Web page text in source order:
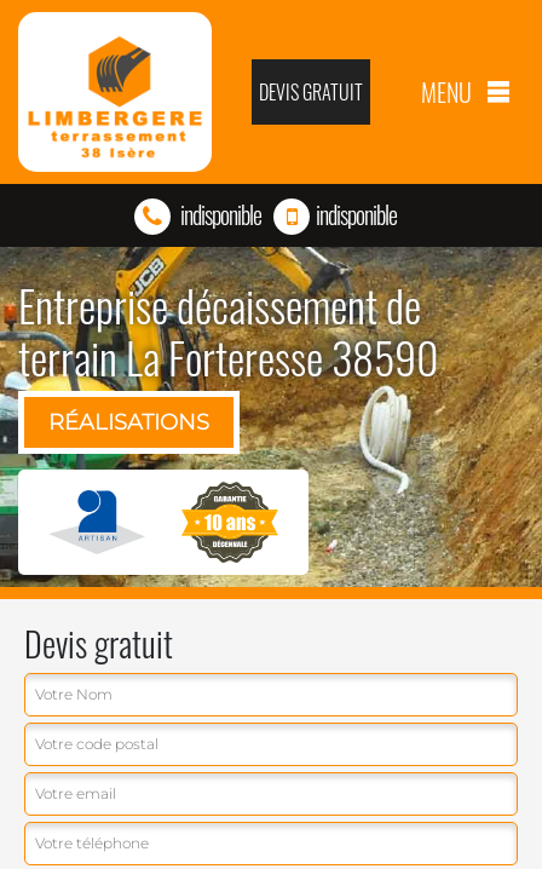
DEVIS GRATUIT MENU
indisponible indisponible
Entreprise décaissement de
terrain La Forteresse 38590
RÉALISATIONS
Devis gratuit